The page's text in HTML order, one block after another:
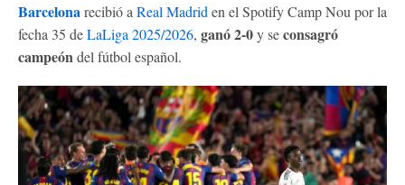
Barcelonarecibió a Real Madrid en el Spotify Camp Nou por la
fecha 35 deLaLiga 2025/2026, ganó 2-0y seconsagró
campeóndel fútbol español.